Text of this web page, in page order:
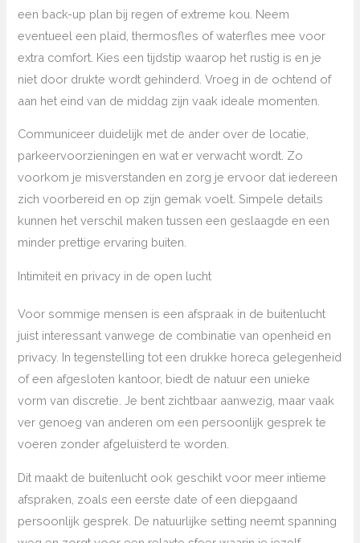
een back-up plan bij regen of extreme kou. Neem
eventueel een plaid, thermosfles of waterfles mee voor
extra comfort. Kies een tijdstip waarop het rustig is en je
niet door drukte wordt gehinderd. Vroeg in de ochtend of
aan het eind van de middag zijn vaak ideale momenten.
Communiceer duidelijk met de ander over de locatie,
parkeervoorzieningen en wat er verwacht wordt. Zo
voorkom je misverstanden en zorg je ervoor dat iedereen
zich voorbereid en op zijn gemak voelt. Simpele details
kunnen het verschil maken tussen een geslaagde en een
minder prettige ervaring buiten.
Intimiteit en privacy in de open lucht
Voor sommige mensen is een afspraak in de buitenlucht
juist interessant vanwege de combinatie van openheid en
privacy. In tegenstelling tot een drukke horeca gelegenheid
of een afgesloten kantoor, biedt de natuur een unieke
vorm van discretie. Je bent zichtbaar aanwezig, maar vaak
ver genoeg van anderen om een persoonlijk gesprek te
voeren zonder afgeluisterd te worden.
Dit maakt de buitenlucht ook geschikt voor meer intieme
afspraken, zoals een eerste date of een diepgaand
persoonlijk gesprek. De natuurlijke setting neemt spanning